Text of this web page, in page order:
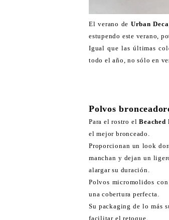
El verano de Urban
estupendo este verano,
Igual que las últimas
todo el año, no sólo en
Polvos
Para el rostro elBeached
el mejor bronceado.
Proporcionan un look
manchan y dejan un
alargar su duración.
Polvos micromolidos
una cobertura perfecta.
Su packaging de lo más
facilitar el retoque.